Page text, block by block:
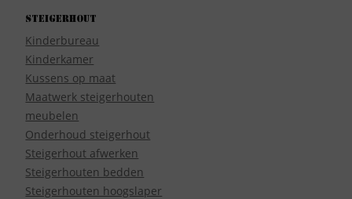
Steigerhout
Kinderbureau
Kinderkamer
Kussens op maat
Maatwerk steigerhouten
meubelen
Onderhoud steigerhout
Steigerhout afwerken
Steigerhouten bedden
Steigerhouten hoogslaper